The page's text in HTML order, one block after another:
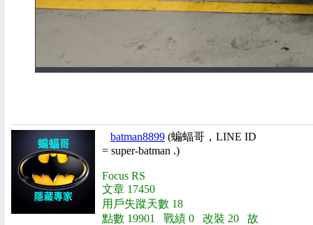
batman8899 (蝙蝠哥，LINE ID
= super-batman .)
Focus RS
文章 17450
用戶失蹤天數 18
點數 19901 戰績 0 改裝 20 故